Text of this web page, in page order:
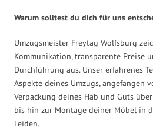
Warum solltest du dich für uns
Umzugsmeister Freytag Wolfsburg
Kommunikation, transparente Preise
Durchführung aus. Unser erfahrenes
Aspekte deines Umzugs, angefangen
Verpackung deines Hab und Guts
bis hin zur Montage deiner Möbel in
Leiden.